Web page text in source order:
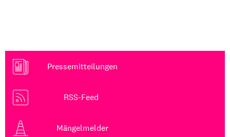
Pressemitteilungen
RSS-Feed
Mängelmelder